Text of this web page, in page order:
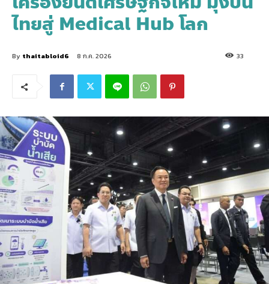
ไทยสู่ Medical Hub โลก
By thaitabloid6 8 ก.ค. 2026 33